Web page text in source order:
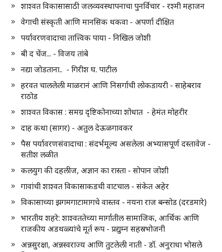
शाश्वत विकासासाठी जलव्यवस्थापनाचा पुनर्विचार - रश्मी महाजन
वेगाची संस्कृती आणि मानसिक थकवा - अपर्णा दीक्षित
पर्यावरणवादाचा तात्त्विक पाया - निखिल जोशी
बी द चेंज... - विजय तांबे
नद्या जोडताना.. - गिरीश घ. पाटील
हरवत चाललेली माळरानं आणि निसर्गाची लोकडायरी - साहेबराव
राठोड
शाश्वत विकास : समग्र दृष्टिकोनाच्या शोधात - हेमंत मोहरीर
दाह कथा (सागर) - अतुल देऊळगावकर
पैस पर्यावरणसंवादाचा : संदर्भमूल्य असलेला अभ्यासपूर्ण दस्तावेज -
सतीश लळीत
कलयुग की दहलीज, अज्ञान का रास्ता - सोपान जोशी
गावांची शाश्वत विकासाकडची वाटचाल - संकेत अहेर
विकासाच्या झगमगाटामागचे वास्तव - नयना राज बन्सोड (दरडमारे)
भारतीय शहरे: शाश्वततेच्या मार्गातील सामाजिक, आर्थिक आणि
राजकीय अडथळ्यांचे मूर्त रूप - प्रद्युम्न सहस्रभोजनी
अन्नसुरक्षा, अन्नस्वराज्य आणि तुटलेली नाती - डॉ. अनुराधा भोसले